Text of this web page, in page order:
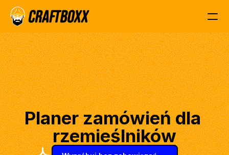
Planer zamówień dla
rzemieślników